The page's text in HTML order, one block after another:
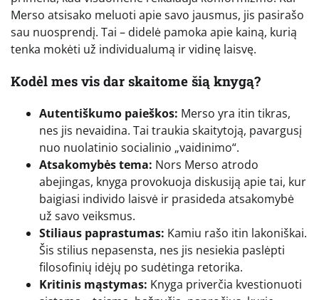
Merso atsisako meluoti apie savo jausmus, jis pasirašo
sau nuosprendį. Tai – didelė pamoka apie kainą, kurią
tenka mokėti už individualumą ir vidinę laisvę.
Kodėl mes vis dar skaitome šią knygą?
Autentiškumo paieškos: Merso yra itin tikras,
nes jis nevaidina. Tai traukia skaitytoją, pavargusį
nuo nuolatinio socialinio „vaidinimo“.
Atsakomybės tema: Nors Merso atrodo
abejingas, knyga provokuoja diskusiją apie tai, kur
baigiasi individo laisvė ir prasideda atsakomybė
už savo veiksmus.
Stiliaus paprastumas: Kamiu rašo itin lakoniškai.
Šis stilius nepasensta, nes jis nesiekia paslėpti
filosofinių idėjų po sudėtinga retorika.
Kritinis mąstymas: Knyga priverčia kvestionuoti